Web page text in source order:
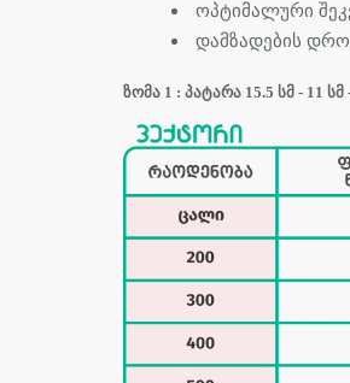
ოპტიმალური
დამზადების
ზომა 1 : პატარა 15.5 სმ - 11 სმ